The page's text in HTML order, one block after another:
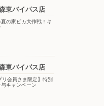
東バイパス店
の家ピカ大作戦！キ
東バイパス店
リ会員さま限定】特別
キャンペーン